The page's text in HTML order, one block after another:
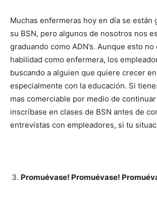
Muchas enfermeras hoy en día se están
su BSN, pero algunos de nosotros nos
graduando como ADN’s. Aunque esto
habilidad como enfermera, los
buscando a alguien que quiere crecer
especialmente con la educación. Si
mas comerciable por medio de
inscríbase en clases de BSN antes de
entrevistas con empleadores, si tu
Promuévase! Promuévase!